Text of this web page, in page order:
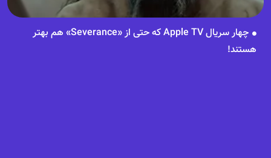
چهار سریال Apple TV که حتی از «Severance» هم بهتر
هستند!